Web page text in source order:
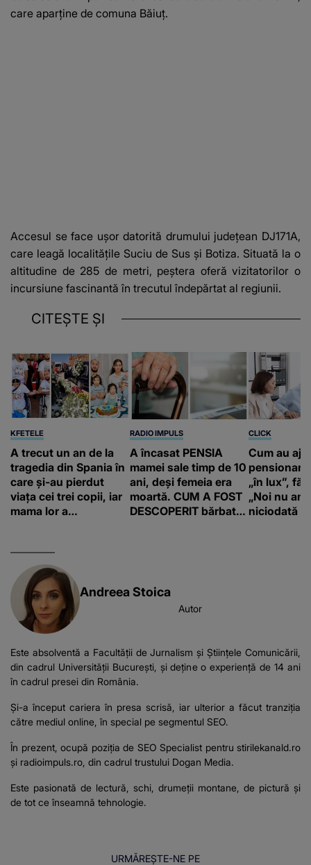
care aparține de comuna Băiuț.
Accesul se face ușor datorită drumului județean DJ171A,
care leagă localitățile Suciu de Sus și Botiza. Situată la o
altitudine de 285 de metri, peștera oferă vizitatorilor o
incursiune fascinantă în trecutul îndepărtat al regiunii.
CITEȘTE ȘI
KFETELE
A trecut un an de la
tragedia din Spania în
care și-au pierdut
viața cei trei copii, iar
mama lor a…
RADIO IMPULS
A încasat PENSIA
mamei sale timp de 10
ani, deși femeia era
moartă. CUM A FOST
DESCOPERIT bărbatul
CLICK
Cum au
pensionari
„în lux”,
„Noi nu
niciodată
Andreea Stoica
Autor
Este absolventă a Facultății de Jurnalism și Științele Comunicării,
din cadrul Universității București, şi deţine o experienţă de 14 ani
în cadrul presei din România.
Şi-a început cariera în presa scrisă, iar ulterior a făcut tranziţia
către mediul online, în special pe segmentul SEO.
În prezent, ocupă poziţia de SEO Specialist pentru stirilekanald.ro
şi radioimpuls.ro , din cadrul trustului Dogan Media.
Este pasionată de lectură, schi, drumeţii montane, de pictură şi
de tot ce înseamnă tehnologie.
URMĂREȘTE-NE PE